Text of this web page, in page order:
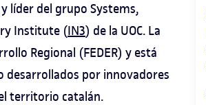
líder del grupo Systems,
Institute (IN3) de la UOC. La
Regional (FEDER) y está
desarrollados por innovadores
territorio catalán.